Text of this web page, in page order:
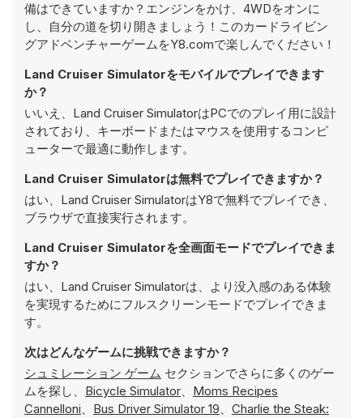
備はできていますか？エンジンをかけ、4WDをオンに
し、自分の道を切り開きましょう！このカードライビン
グアドベンチャーゲームをY8.comで楽しんでください！
Land Cruiser Simulatorをモバイルでプレイできます
か？
いいえ、Land Cruiser SimulatorはPCでのプレイ用に設計
されており、キーボードまたはマウスを使用するコンピ
ューターで最適に動作します。
Land Cruiser Simulatorは無料でプレイできますか？
はい、Land Cruiser SimulatorはY8で無料でプレイでき、
ブラウザで直接実行されます。
Land Cruiser Simulatorを全画面モードでプレイできま
すか？
はい、Land Cruiser Simulatorは、より没入感のある体験
を実現するためにフルスクリーンモードでプレイできま
す。
次はどんなゲームに挑戦できますか？
シュミレーション ゲーム セクションでさらに多くのゲー
ムを探し、 Bicycle Simulator、 Moms Recipes
Cannelloni、 Bus Driver Simulator 19、 Charlie the Steak: